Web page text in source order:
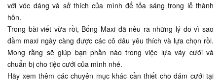
với vóc dáng và sở thích của mình để tỏa sáng trong lễ thành
hôn.
Trong bài viết vừa rồi, Bống Maxi đã nêu ra những lý do vì sao
đầm maxi ngày càng được các cô dâu yêu thích và lựa chọn rồi.
Mong rằng sẽ giúp bạn phần nào trong việc lựa váy cưới và
chuẩn bị cho tiệc cưới của mình nhé.
Hãy xem thêm các chuyên mục khác cần thiết cho đám cưới tại